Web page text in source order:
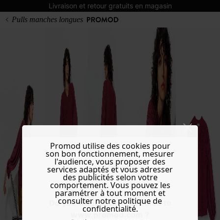
Livraison et retour gratuits en magasin
Do you want to be redirected to
www.promod.com ?
Pulls manches longues
Promod utilise des cookies pour
son bon fonctionnement, mesurer
l'audience, vous proposer des
services adaptés et vous adresser
des publicités selon votre
comportement. Vous pouvez les
paramétrer à tout moment et
consulter notre politique de
confidentialité.